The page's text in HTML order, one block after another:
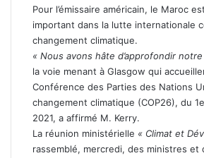
Pour l’émissaire américain, le Maroc
important dans la lutte internationale
changement climatique.
« Nous avons hâte d’approfondir
la voie menant à Glasgow qui
Conférence des Parties des Nations
changement climatique (COP26), du
2021, a affirmé M. Kerry.
La réunion ministérielle « Climat et
rassemblé, mercredi, des ministres et